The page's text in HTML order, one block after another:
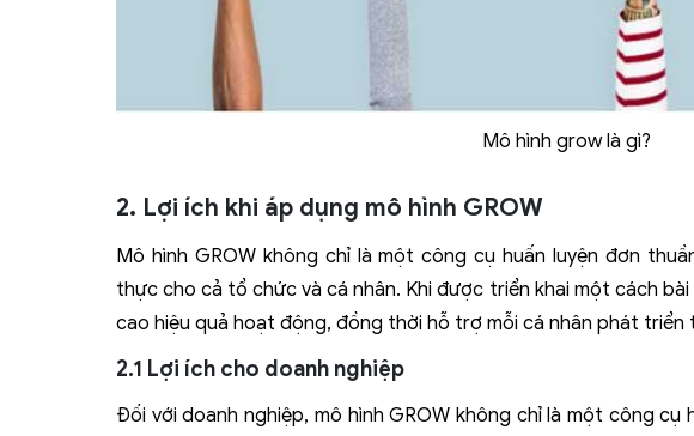
Mô hình grow là gì?
2. Lợi ích khi áp dụng mô hình GROW
Mô hình GROW không chỉ là một công cụ huấn luyện đơn
thực cho cả tổ chức và cá nhân. Khi được triển khai một cách
cao hiệu quả hoạt động, đồng thời hỗ trợ mỗi cá nhân phát triển
2.1 Lợi ích cho doanh nghiệp
Đối với doanh nghiệp, mô hình GROW không chỉ là một công cụ